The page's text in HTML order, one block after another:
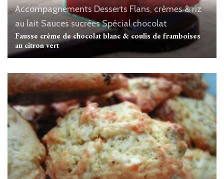
AccompagnementsDessertsFlans, crèmes & riz
au lait Sauces sucréesSpécial chocolat
Fausse crème de chocolat blanc & coulis de framboises
au citron vert